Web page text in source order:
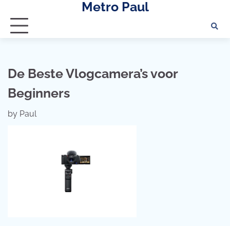
content
Metro Paul
De Beste Vlogcamera’s voor
Beginners
by Paul